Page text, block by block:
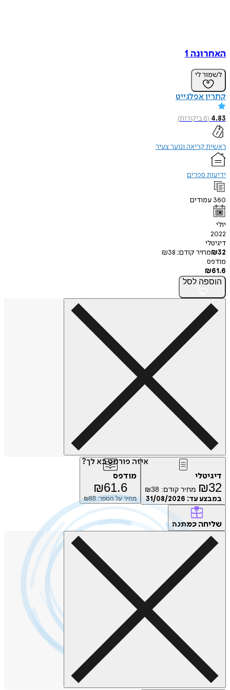
1
לי
אפלגייט
6ביקורות)
קריאה ונוער צעיר
ספרים
קודם:
₪38
לסל
איזה פורמט בא לך?
₪ מחיר קודם: ₪38
עד:31/08/2026
מודפס
₪61.6
מחיר על הספר: ₪88
כמתנה